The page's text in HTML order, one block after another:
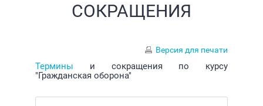
СОКРАЩЕНИЯ
Версия для печати
Термины и сокращения по курсу
"Гражданская оборона"